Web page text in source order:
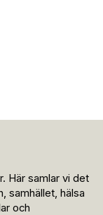
Här samlar vi det
samhället, hälsa
och